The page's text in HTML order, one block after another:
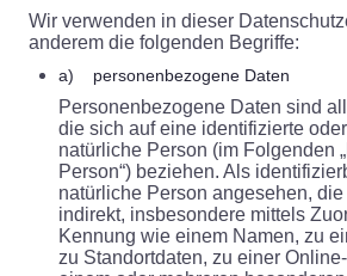
Wir verwenden in dieser
anderem die folgenden Begriffe:
a) personenbezogene Daten
Personenbezogene Daten sind
die sich auf eine identifizierte
natürliche Person (im Folgenden
Person“) beziehen. Als
natürliche Person angesehen,
indirekt, insbesondere mittels
Kennung wie einem Namen, zu
zu Standortdaten, zu einer